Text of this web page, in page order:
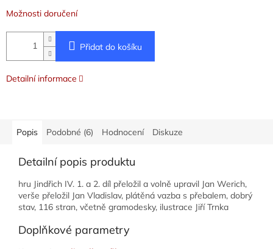
Možnosti doručení
Přidat do košíku
Detailní informace
Popis Podobné (6) Hodnocení Diskuze
Detailní popis produktu
hru Jindřich IV. 1. a 2. díl přeložil a volně upravil Jan Werich,
verše přeložil Jan Vladislav, plátěná vazba s přebalem, dobrý
stav, 116 stran, včetně gramodesky, ilustrace Jiří Trnka
Doplňkové parametry